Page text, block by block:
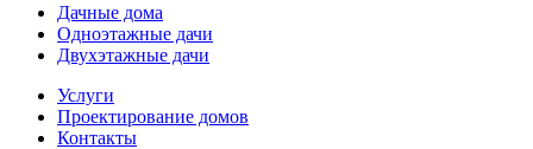
Дачные дома
Одноэтажные дачи
Двухэтажные дачи
Услуги
Проектирование домов
Контакты